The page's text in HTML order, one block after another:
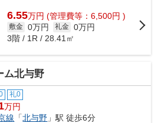
6.55万円 (管理費等：6,500円 )
敷金 0万円 礼金 0万円
3階 / 1R / 28.41㎡
ム北与野
礼0
万円
線 「北与野 」駅 徒歩6分